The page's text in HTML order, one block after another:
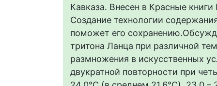
Кавказа. Внесен в Красные
Создание технологии
поможет его
тритона Ланца при различной
размножения в искусственных
двукратной повторности при